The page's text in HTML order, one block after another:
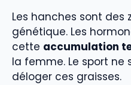
Les hanches sont des
génétique. Les
cette accumulation
la femme. Le sport ne
déloger ces graisses.